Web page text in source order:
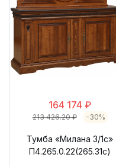
164 174 ₽
213 426.20₽ -30%
Тумба «Милана 3/1с»
П4.265.0.22(265.31с)